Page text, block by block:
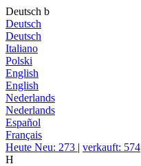
Deutsch b
Deutsch
Deutsch
Italiano
Polski
English
English
Nederlands
Nederlands
Español
Français
Heute Neu: 273 | verkauft: 574
H